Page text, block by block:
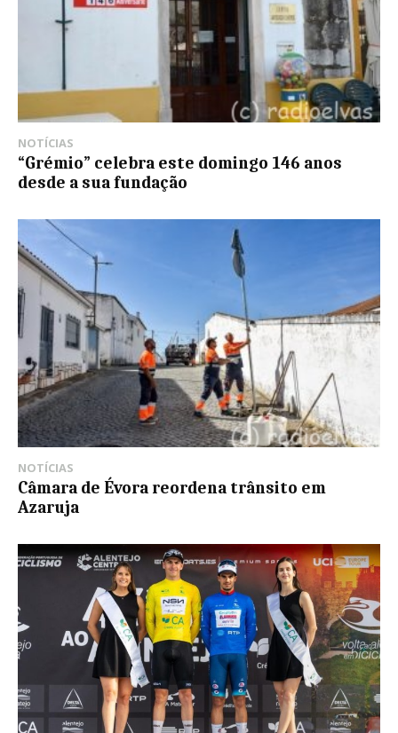
NOTÍCIAS
“Grémio” celebra este domingo 146 anos
desde a sua fundação
NOTÍCIAS
Câmara de Évora reordena trânsito em
Azaruja